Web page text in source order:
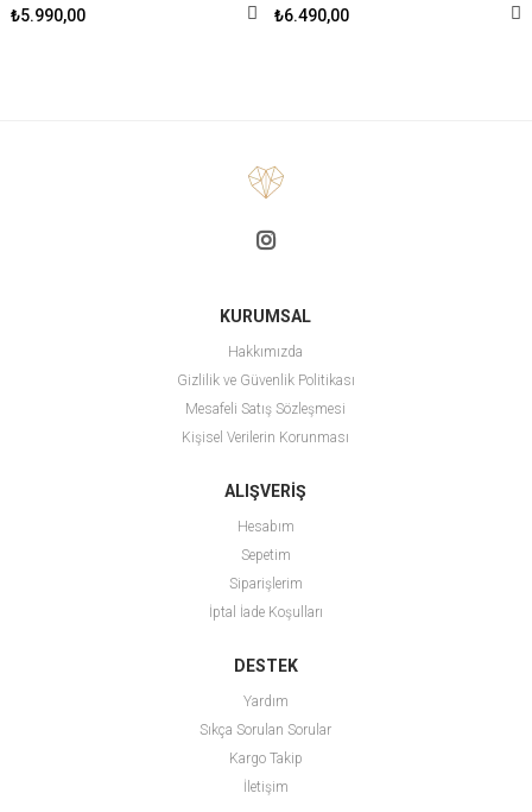
₺5.990,00 ₺6.490,00
KURUMSAL
Hakkımızda
Gizlilik ve Güvenlik Politikası
Mesafeli Satış Sözleşmesi
Kişisel Verilerin Korunması
ALIŞVERİŞ
Hesabım
Sepetim
Siparişlerim
İptal İade Koşulları
DESTEK
Yardım
Sıkça Sorulan Sorular
Kargo Takip
İletişim